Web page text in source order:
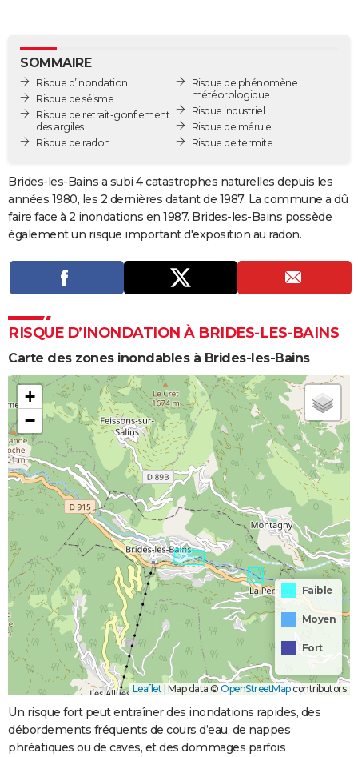
GUIDES D'ACHAT
BONS PLANS
CARTE DE VOEUX
Carte de Noël
Carte Bonne année
Carte Saint-Valentin
Carte Pâques
Carte d'anniversaire
DICTIONNAIRE
Dictionnaire
Biographies
Citations
Expressions
Proverbes
PROGRAMME TV
COPAINS D'AVANT
S'inscrire
Se connecter
Lycées
Collèges
Primaires
Universités
Entreprises
Service militaire
Avis de recherche
SOMMAIRE
Risque d’inondation
Risque de séisme
Risque de retrait-gonflement
des argiles
Risque de radon
Risque de phénomène
météorologique
Risque industriel
Risque de mérule
Risque de termite
Brides-les-Bains a subi 4 catastrophes naturelles depuis les
années 1980, les 2 dernières datant de 1987. La commune a dû
faire face à 2 inondations en 1987. Brides-les-Bains possède
également un risque important d'exposition au radon.
RISQUE D’INONDATION À BRIDES-LES-BAINS
Carte des zones inondables à Brides-les-Bains
+
−
Faible
Moyen
Fort
Leaflet Map data © OpenStreetMapcontributors
Un risque fort peut entraîner des inondations rapides, des
débordements fréquents de cours d’eau, de nappes
phréatiques ou de caves, et des dommages parfois